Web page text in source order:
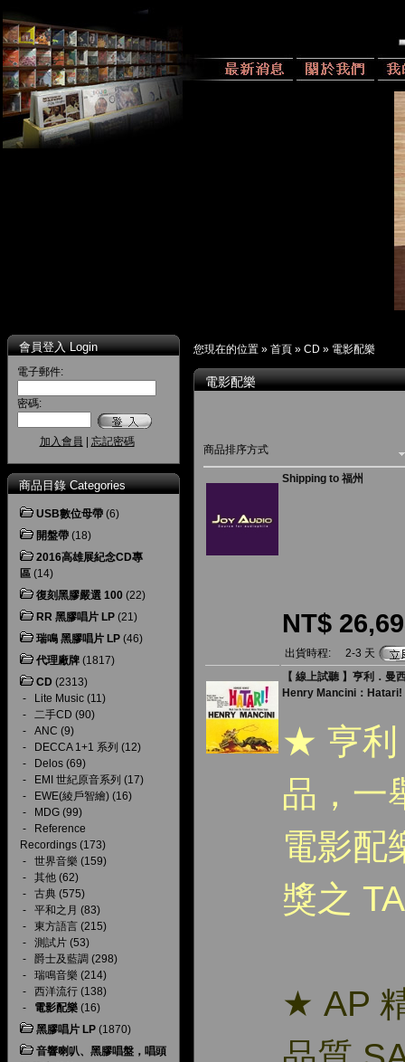
會員登入 Login
電子郵件:
密碼:
加入會員 忘記密碼
商品目錄 Categories
USB數位母帶 (6)
開盤帶 (18)
2016高雄展紀念CD專
區 (14)
復刻黑膠嚴選 100 (22)
RR 黑膠唱片 LP (21)
瑞鳴 黑膠唱片 LP (46)
代理廠牌 (1817)
CD (2313)
-
Lite Music (11)
- 二手CD (90)
- ANC (9)
-
DECCA 1+1 系列 (12)
-
Delos (69)
-
EMI 世紀原音系列 (17)
-
EWE(綾戶智繪) (16)
-
MDG (99)
-
Reference
Recordings (173)
- 世界音樂 (159)
- 其他 (62)
- 古典 (575)
- 平和之月 (83)
- 東方語言 (215)
- 測試片 (53)
- 爵士及藍調 (298)
- 瑞鳴音樂 (214)
- 西洋流行 (138)
- 電影配樂 (16)
黑膠唱片 LP (1870)
音響喇叭、黑膠唱盤，唱頭
您現在的位置 » 首頁 » CD » 電影配樂
電影配樂
商品排序方式
Shipping to 福州
NT$
出貨時程:
2-3 天
【 線上試聽 】亨利．曼
Henry Mancini：Hatari!
★ 亨利
品，一
電影配
獎之
★ AP